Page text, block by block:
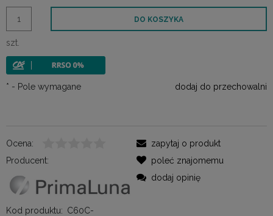
szt.
DO KOSZYKA
dodaj do przechowalni
* - Pole wymagane
Ocena:
Producent:
Kod produktu: C60C-
zapytaj o produkt
poleć znajomemu
dodaj opinię